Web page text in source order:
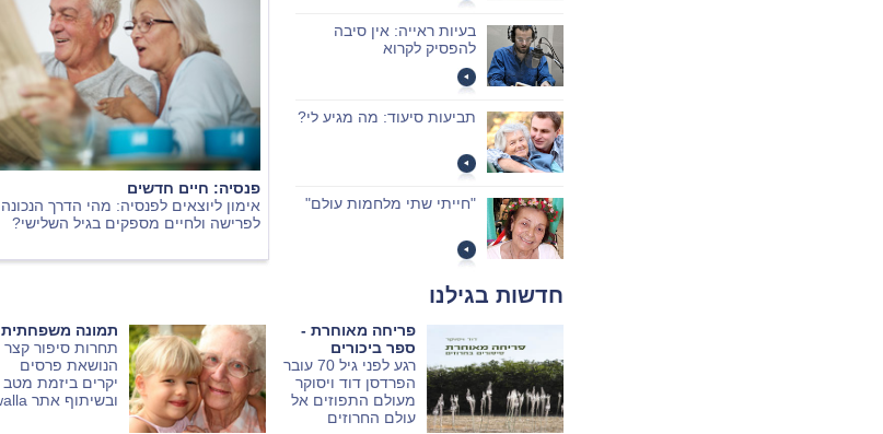
בעיות ראייה: אין סיבה
להפסיק לקרוא
תביעות סיעוד: מה מגיע לי?
"חייתי שתי מלחמות עולם"
פנסיה: חיים חדשים
אימון ליוצאים לפנסיה: מהי הדרך הנכונה
לפרישה ולחיים מספקים בגיל השלישי?
חדשות בגילנו
פריחה מאוחרת -
ספר ביכורים
רגע לפני גיל 70 עובר
הפרדסן דוד ויסוקר
מעולם התפוזים אל
עולם החרוזים
תמונה משפחתית
תחרות סיפור קצר
הנושאת פרסים
יקרים ביזמת מטב
ובשיתוף אתר walla.